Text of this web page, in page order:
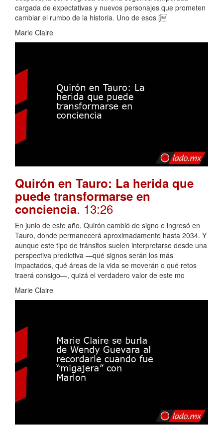
cargada de expectativas y nuevos personajes que prometen
cambiar el rumbo de la historia. Uno de esos [
Marie Claire
Quirón en Tauro: La herida que
puede transformarse en
conciencia. 13:26
En junio de este año, Quirón cambió de signo e ingresó en
Tauro, donde permanecerá aproximadamente hasta 2034. Y
aunque este tipo de tránsitos suelen interpretarse desde una
perspectiva predictiva —qué signos serán los más
impactados, qué áreas de la vida se moverán o qué retos
traerá consigo—, quizá el verdadero valor de este mo
Marie Claire